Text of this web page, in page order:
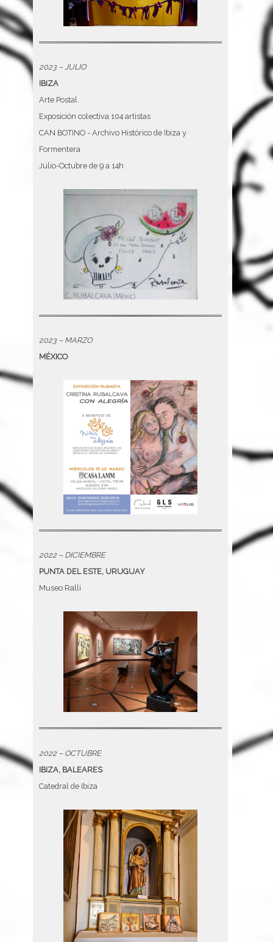
2023 – JULIO
IBIZA
Arte Postal.
Exposición colectiva 104 artistas
CAN BOTINO - Archivo Histórico de Ibiza y
Formentera
Julio-Octubre de 9 a 14h
2023 – MARZO
MÉXICO
2022 – DICIEMBRE
PUNTA DEL ESTE, URUGUAY
Museo Ralli
2022 – OCTUBRE
IBIZA, BALEARES
Catedral de Ibiza